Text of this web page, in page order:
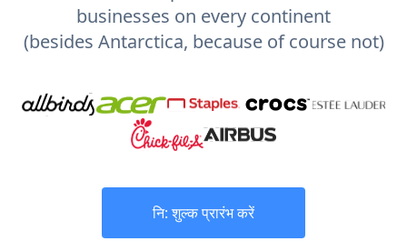
businesses on every continent
(besides Antarctica, because of course not)
नि: शुल्क प्रारंभ करें